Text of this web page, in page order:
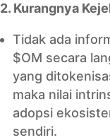
2. Kurangnya
Tidak ada
$OM secara
yang
maka nilai
adopsi
sendiri.